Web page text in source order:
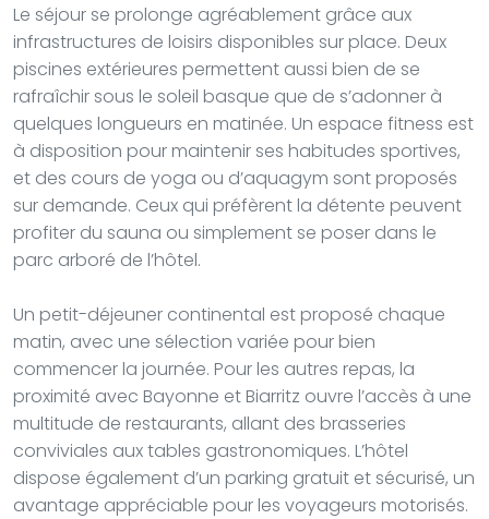
Le séjour se prolonge agréablement grâce aux
infrastructures de loisirs disponibles sur place. Deux
piscines extérieures permettent aussi bien de se
rafraîchir sous le soleil basque que de s’adonner à
quelques longueurs en matinée. Un espace fitness est
à disposition pour maintenir ses habitudes sportives,
et des cours de yoga ou d’aquagym sont proposés
sur demande. Ceux qui préfèrent la détente peuvent
profiter du sauna ou simplement se poser dans le
parc arboré de l’hôtel.
Un petit-déjeuner continental est proposé chaque
matin, avec une sélection variée pour bien
commencer la journée. Pour les autres repas, la
proximité avec Bayonne et Biarritz ouvre l’accès à une
multitude de restaurants, allant des brasseries
conviviales aux tables gastronomiques. L’hôtel
dispose également d’un parking gratuit et sécurisé, un
avantage appréciable pour les voyageurs motorisés.